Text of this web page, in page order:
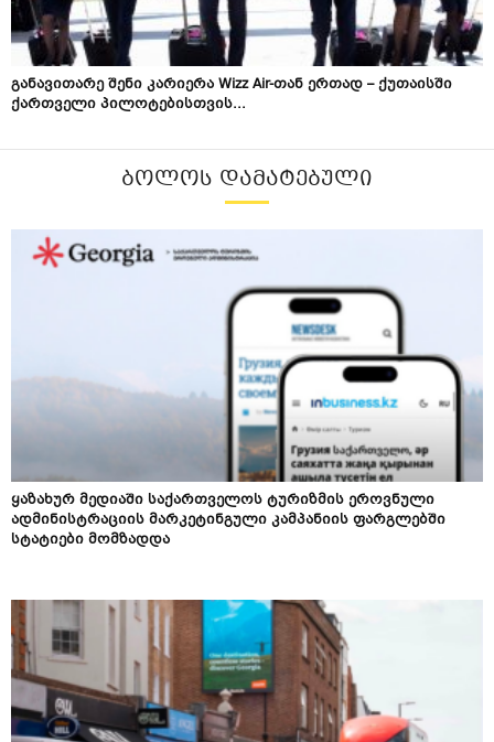
განავითარე შენი კარიერა Wizz Air-თან ერთად – ქუთაისში
ქართველი პილოტებისთვის...
ᲑᲝᲚᲝᲡ ᲓᲐᲛᲐᲢᲔᲑᲣᲚᲘ
ყაზახურ მედიაში საქართველოს ტურიზმის ეროვნული
ადმინისტრაციის მარკეტინგული კამპანიის ფარგლებში
სტატიები მომზადდა